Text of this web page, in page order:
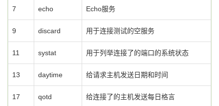
7 echo Echo服务
9 discard 用于连接测试的空服务
11 systat 用于列举连接了的端口的系统状态
13 daytime 给请求主机发送日期和时间
17 qotd 给连接了的主机发送每日格言